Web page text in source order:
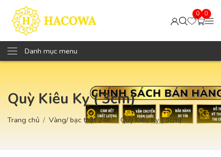
0 0
Danh mục menu
Quỳ Kiêu Kỵ ( 3cm)
Trang chủ Vàng/ bạc thật 24K Quỳ Kiêu Kỵ ( 3cm)